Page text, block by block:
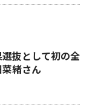
抜として初の全
緒さん